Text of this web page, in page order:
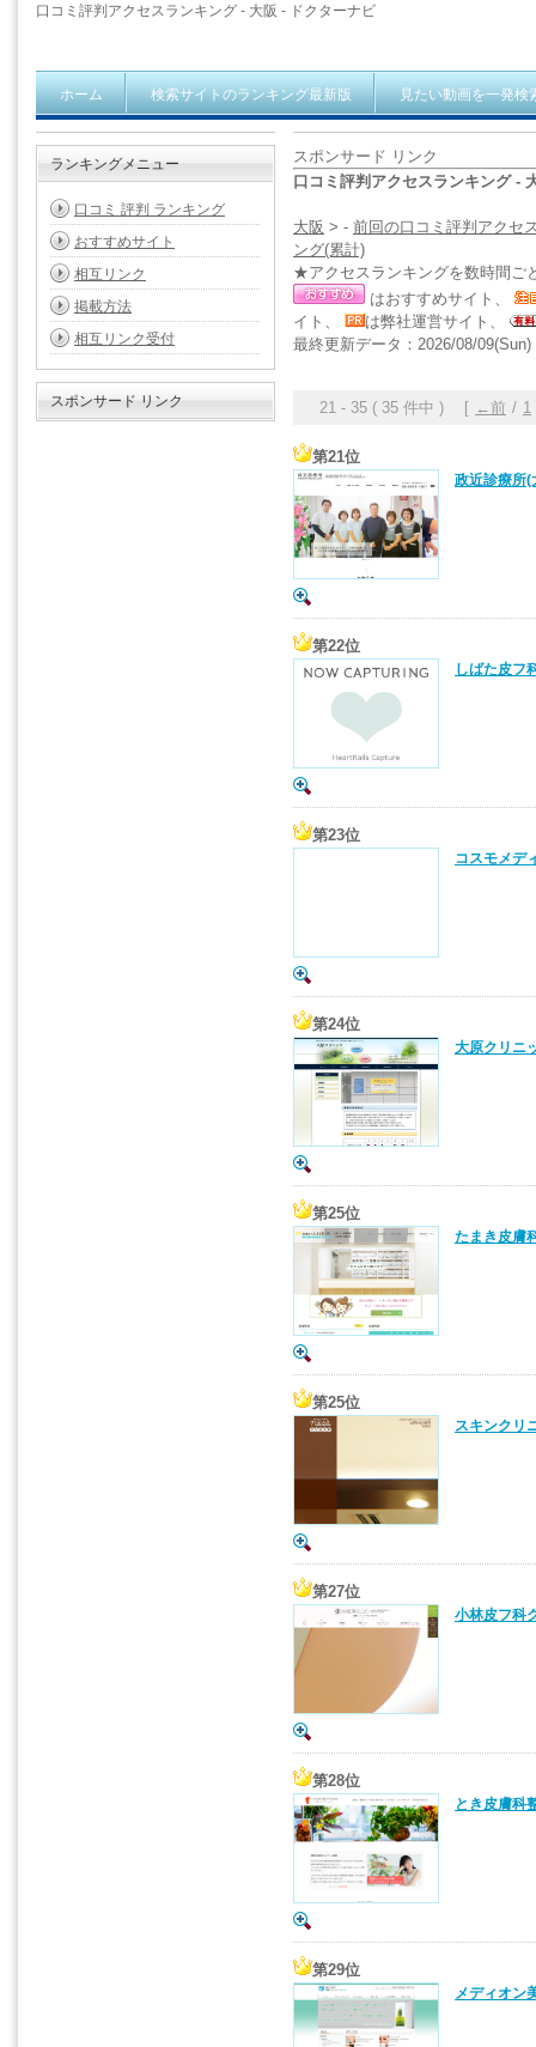
口コミ評判アクセスランキング - 大阪 - ドクターナビ
ホーム 検索サイトのランキング最新版 見たい動画を一発検
スポンサード リンク
口コミ評判アクセスランキング -
大阪 > - 前回の口コミ評判アクセ
ング(累計)
★アクセスランキングを数時間ご
はおすすめサイト、
イト、
は弊社運営サイト、
最終更新データ：2026/08/09(Sun)
21 - 35 ( 35 件中 ) [ ←前 / 1
第21位
政近診療所(
第22位
しばた皮フ
第23位
コスモメデ
第24位
大原クリニ
第25位
たまき皮膚
第25位
スキンクリ
第27位
小林皮フ科
第28位
とき皮膚科
第29位
メディオン
ランキングメニュー
口コミ 評判 ランキング
おすすめサイト
相互リンク
掲載方法
相互リンク受付
スポンサード リンク